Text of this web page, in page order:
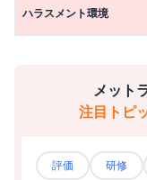
ハラスメント環境
メット
注目トピ
評価 研修